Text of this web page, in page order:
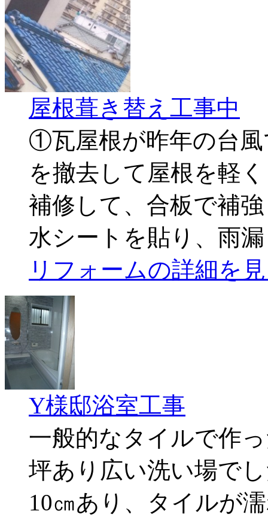
屋根葺き替え工事中
①瓦屋根が昨年の台
を撤去して屋根を軽
補修して、合板で補
水シートを貼り、雨
リフォームの詳細を
Y様邸浴室工事
一般的なタイルで作
坪あり広い洗い場で
10㎝あり、タイルが